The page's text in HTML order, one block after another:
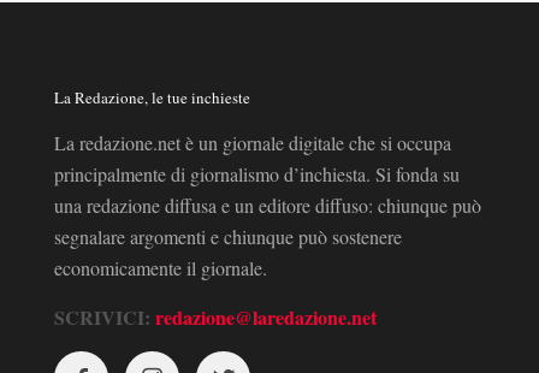
La Redazione, le tue inchieste
La redazione.net è un giornale digitale che si occupa
principalmente di giornalismo d’inchiesta. Si fonda su
una redazione diffusa e un editore diffuso: chiunque può
segnalare argomenti e chiunque può sostenere
economicamente il giornale.
SCRIVICI: redazione@laredazione.net